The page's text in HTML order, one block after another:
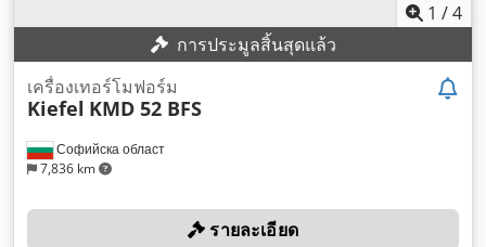
1 /4
การประมูลสิ้นสุดแล้ว
Софийска област
7,836 km
เครื่องเทอร์โมฟอร์ม
Kiefel KMD 52 BFS
รายละเอียด